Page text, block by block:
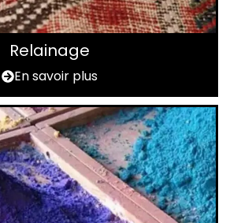
Relainage
En savoir plus